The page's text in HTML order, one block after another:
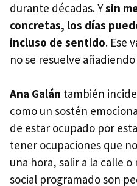
durante décadas. Ysin
concretas, los días
incluso de sentido. Ese
no se resuelve
Ana Galán también
como un sostén
de estar ocupado por
tener ocupaciones que
una hora, salir a la calle
social programado son